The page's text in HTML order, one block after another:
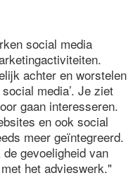
social media
achter en worstelen
media’. Je ziet
gaan interesseren.
en ook social
meer geïntegreerd.
gevoeligheid van
het advieswerk."